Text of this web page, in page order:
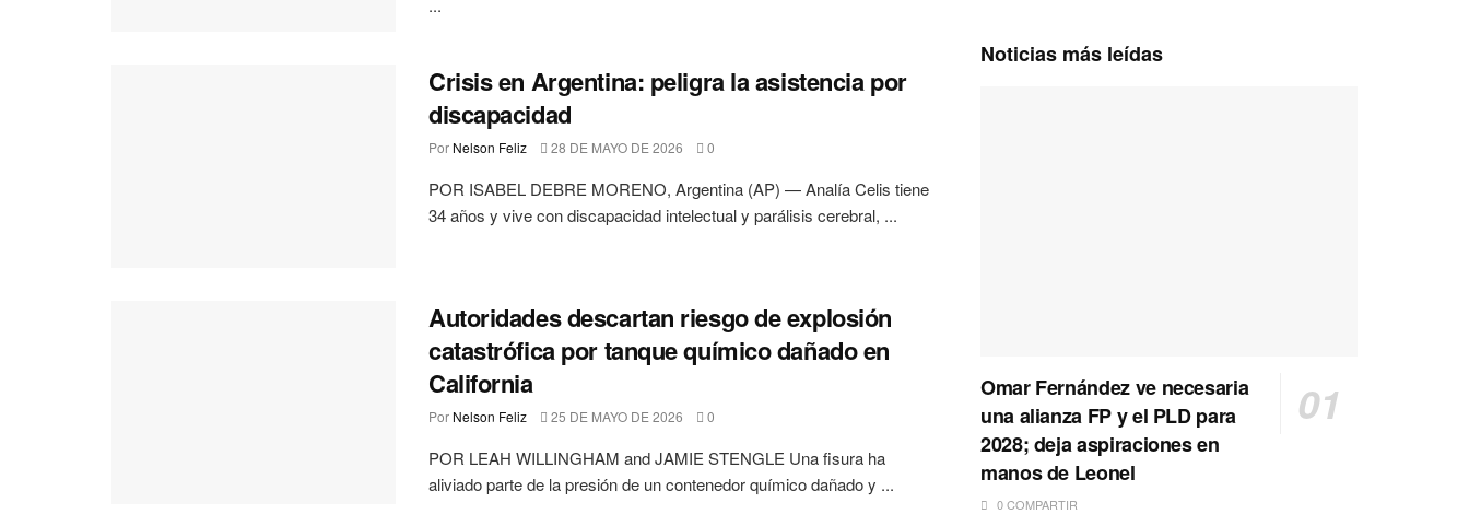
...
Crisis en Argentina: peligra la asistencia por
discapacidad
Por Nelson Feliz 28 DE MAYO DE 2026 0
POR ISABEL DEBRE MORENO, Argentina (AP) — Analía Celis tiene
34 años y vive con discapacidad intelectual y parálisis cerebral, ...
Autoridades descartan riesgo de explosión
catastrófica por tanque químico dañado en
California
Por Nelson Feliz 25 DE MAYO DE 2026 0
POR LEAH WILLINGHAM and JAMIE STENGLE Una fisura ha
aliviado parte de la presión de un contenedor químico dañado y ...
Noticias más leídas
Omar Fernández ve necesaria
una alianza FP y el PLD para
2028; deja aspiraciones en
manos de Leonel
0 COMPARTIR